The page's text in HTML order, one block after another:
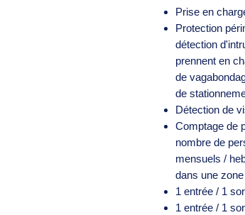
Prise en
Protection
détection
prennent en
de
de
Détection de
Comptage de
nombre de
mensuels /
dans une
1 entrée / 1
1 entrée / 1